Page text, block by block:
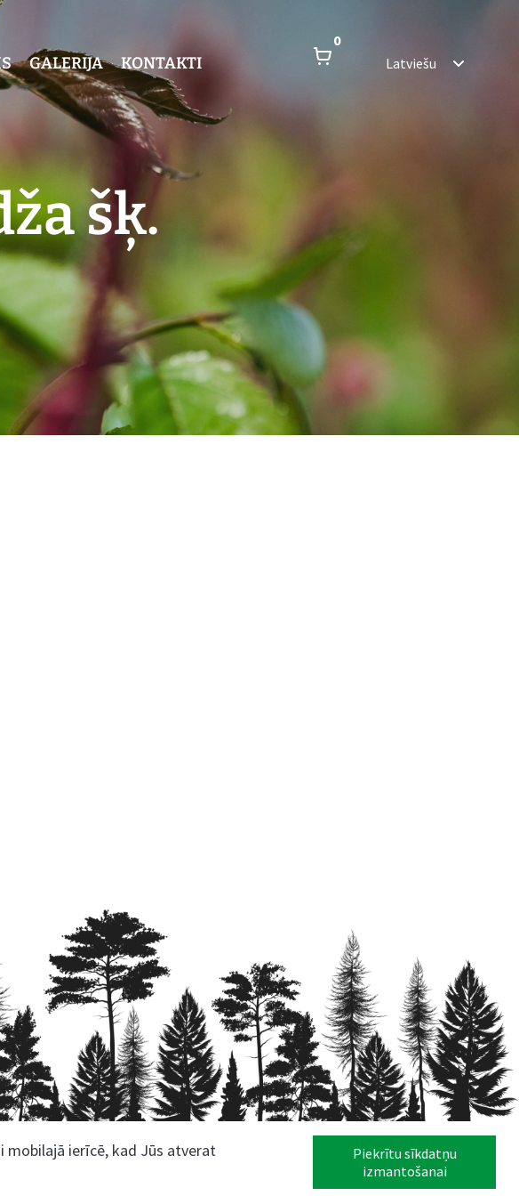
GALERIJA KONTAKTI
0
Latviešu
šķ.
ierīcē, kad Jūs atverat
Piekrītu sīkdatņu
izmantošanai